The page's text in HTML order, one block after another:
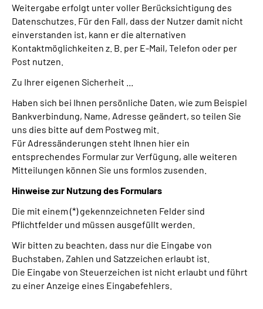
Weitergabe erfolgt unter voller Berücksichtigung des
Datenschutzes. Für den Fall, dass der Nutzer damit nicht
einverstanden ist, kann er die alternativen
Kontaktmöglichkeiten z. B. per E-Mail, Telefon oder per
Post nutzen.
Zu Ihrer eigenen Sicherheit ...
Haben sich bei Ihnen persönliche Daten, wie zum Beispiel
Bankverbindung, Name, Adresse geändert, so teilen Sie
uns dies bitte auf dem Postweg mit.
Für Adressänderungen steht Ihnen hier ein
entsprechendes Formular zur Verfügung, alle weiteren
Mitteilungen können Sie uns formlos zusenden.
Hinweise zur Nutzung des Formulars
Die mit einem (*) gekennzeichneten Felder sind
Pflichtfelder und müssen ausgefüllt werden.
Wir bitten zu beachten, dass nur die Eingabe von
Buchstaben, Zahlen und Satzzeichen erlaubt ist.
Die Eingabe von Steuerzeichen ist nicht erlaubt und führt
zu einer Anzeige eines Eingabefehlers.